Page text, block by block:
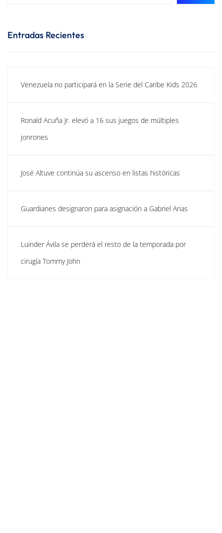
Entradas Recientes
Venezuela no participará en la Serie del Caribe Kids 2026
Ronald Acuña Jr. elevó a 16 sus juegos de múltiples
jonrones
José Altuve continúa su ascenso en listas históricas
Guardianes designaron para asignación a Gabriel Arias
Luinder Ávila se perderá el resto de la temporada por
cirugía Tommy John